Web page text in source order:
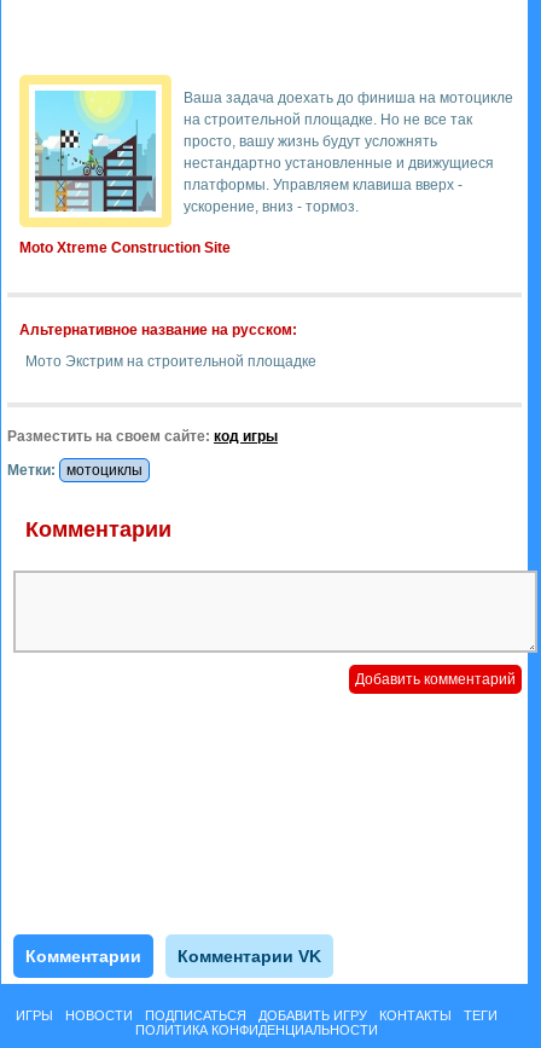
Moto Xtreme Construction Site
Ваша задача доехать до финиша на мотоцикле
на строительной площадке. Но не все так
просто, вашу жизнь будут усложнять
нестандартно установленные и движущиеся
платформы. Управляем клавиша вверх -
ускорение, вниз - тормоз.
Альтернативное название на русском:
Мото Экстрим на строительной площадке
Разместить на своем сайте: код игры
Метки:
мотоциклы
Комментарии
Комментарии Комментарии VK
ИГРЫ НОВОСТИ ПОДПИСАТЬСЯ ДОБАВИТЬ ИГРУ КОНТАКТЫ
ТЕГИ
ПОЛИТИКА КОНФИДЕНЦИАЛЬНОСТИ